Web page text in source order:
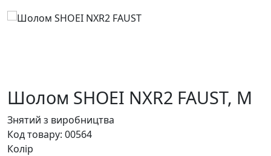
Шолом SHOEI NXR2 FAUST, M
Знятий з виробництва
Код товару: 00564
Колір